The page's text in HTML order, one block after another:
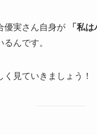
優実さん自身が 「私
んです。
く見ていきましょう！